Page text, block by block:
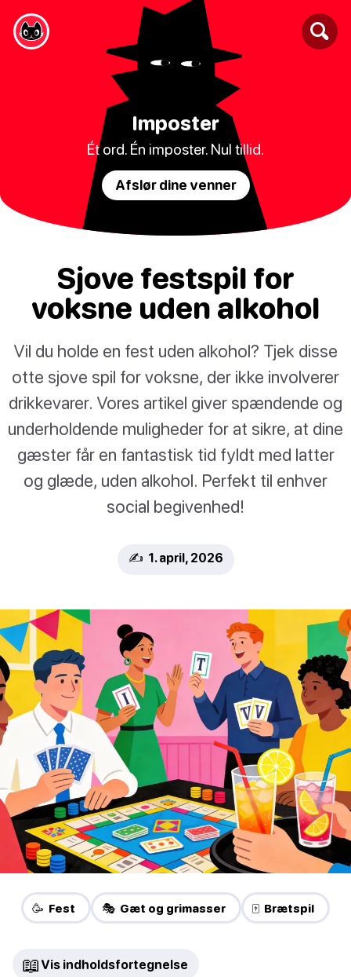
Imposter
Ét ord. Én imposter. Nul tillid.
Afslør dine venner
Sjove festspil for
voksne uden alkohol
Vil du holde en fest uden alkohol? Tjek disse
otte sjove spil for voksne, der ikke involverer
drikkevarer. Vores artikel giver spændende og
underholdende muligheder for at sikre, at dine
gæster får en fantastisk tid fyldt med latter
og glæde, uden alkohol. Perfekt til enhver
social begivenhed!
✍️ 1. april, 2026
🥳 Fest 🎭 Gæt og grimasser 🀄 Brætspil
📖 Vis indholdsfortegnelse